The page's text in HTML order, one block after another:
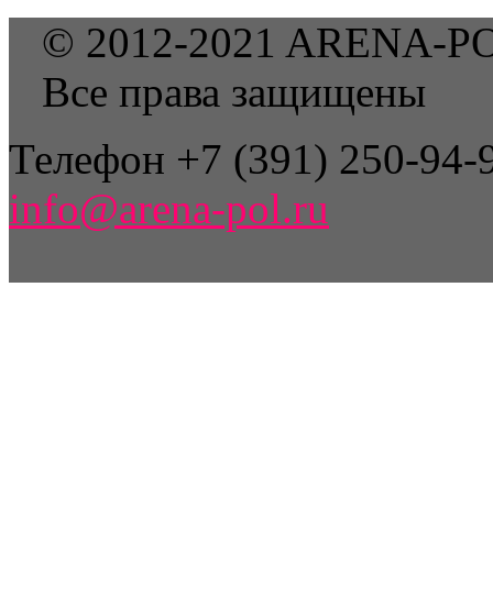
© 2012-2021 ARENA-
Все права защищены
Телефон +7 (391) 250-
info@arena-pol.ru